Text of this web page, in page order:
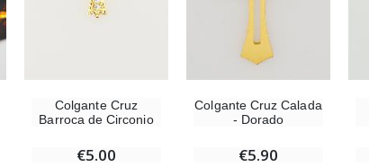
Colgante Cruz
Barroca de Circonio
€5.00
Colgante Cruz Calada
- Dorado
€5.90